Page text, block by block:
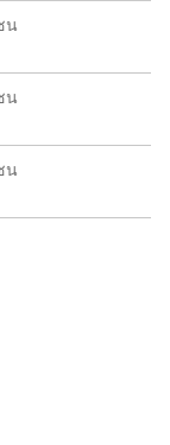
น
น
น